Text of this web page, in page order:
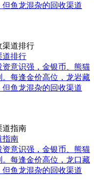
鱼龙混杂的回收渠道
道排行
意识强，金银币、熊猫
每逢金价高位，龙岩藏
鱼龙混杂的回收渠道
指南
意识强，金银币、熊猫
每逢金价高位，龙口藏
鱼龙混杂的回收渠道